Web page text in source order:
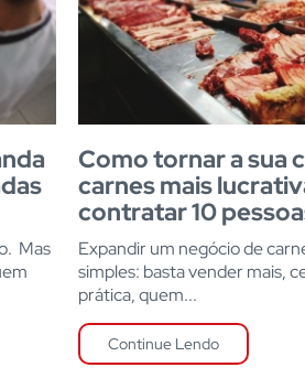
Mas
Como tornar a sua
carnes mais
contratar 10
Expandir um negócio de
simples: basta vender mais,
prática, quem...
Continue Lendo